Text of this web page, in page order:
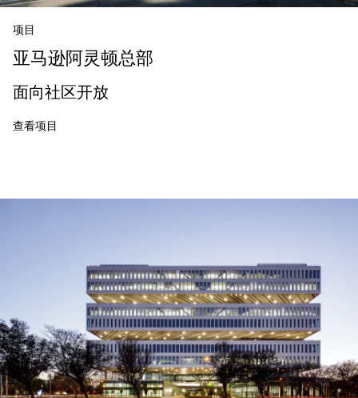
项目
亚马逊阿灵顿总部
面向社区开放
查看项目